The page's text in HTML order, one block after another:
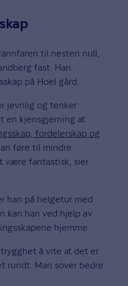
til nesten null,
fast. Han
på Hoel gård.
jevnlig og tenker
en kjensgjerning at
fordelerskap og
føre til mindre
være fantastisk, sier
han på helgetur med
kan han ved hjelp av
hjemme.
å vite at det er
rundt. Man sover bedre